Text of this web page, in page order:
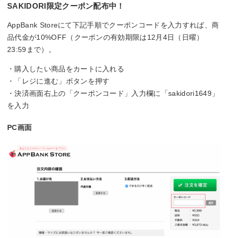
SAKIDORI限定クーポン配布中！
AppBank Storeにて下記手順でクーポンコードを入力すれば、商
品代金が10%OFF（クーポンの有効期限は12月4日（日曜）
23:59まで）。
・購入したい商品をカートに入れる
・「レジに進む」ボタンを押す
・決済画面右上の「クーポンコード」入力欄に「sakidori1649」
を入力
PC画面